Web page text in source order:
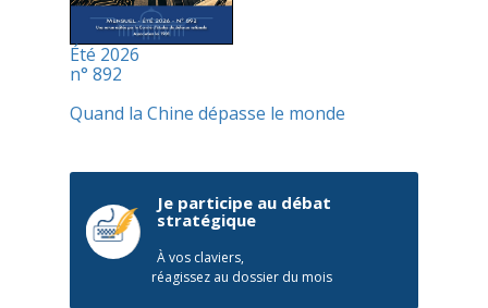
Été 2026
n° 892
Quand la Chine dépasse le monde
Je participe au débat
stratégique
À vos claviers,
réagissez au dossier du mois